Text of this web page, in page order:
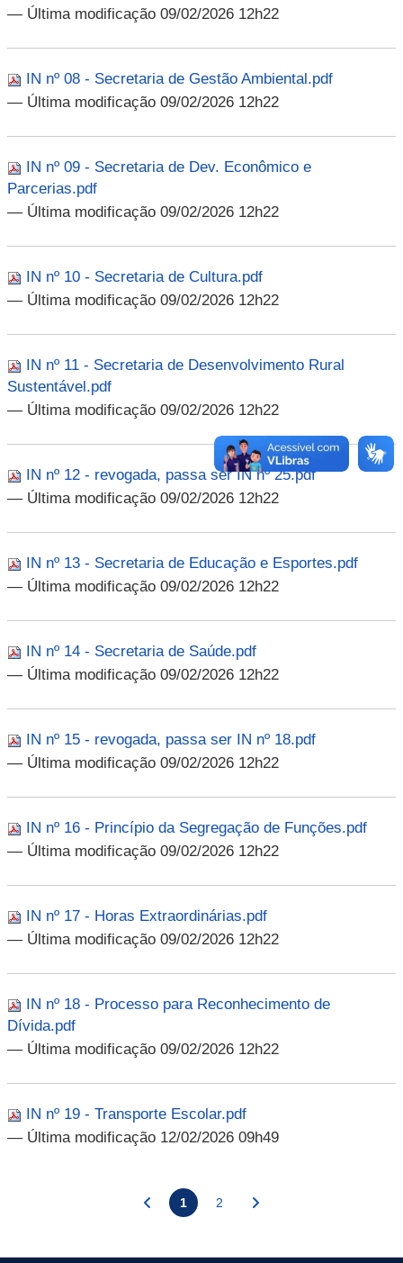
— Última modificação 09/02/2026 12h22
IN nº 08 - Secretaria de Gestão Ambiental.pdf
— Última modificação 09/02/2026 12h22
IN nº 09 - Secretaria de Dev. Econômico e
Parcerias.pdf
— Última modificação 09/02/2026 12h22
IN nº 10 - Secretaria de Cultura.pdf
— Última modificação 09/02/2026 12h22
IN nº 11 - Secretaria de Desenvolvimento Rural
Sustentável.pdf
— Última modificação 09/02/2026 12h22
IN nº 12 - revogada, passa ser IN nº 25.pdf
— Última modificação 09/02/2026 12h22
IN nº 13 - Secretaria de Educação e Esportes.pdf
— Última modificação 09/02/2026 12h22
IN nº 14 - Secretaria de Saúde.pdf
— Última modificação 09/02/2026 12h22
IN nº 15 - revogada, passa ser IN nº 18.pdf
— Última modificação 09/02/2026 12h22
IN nº 16 - Princípio da Segregação de Funções.pdf
— Última modificação 09/02/2026 12h22
IN nº 17 - Horas Extraordinárias.pdf
— Última modificação 09/02/2026 12h22
IN nº 18 - Processo para Reconhecimento de
Dívida.pdf
— Última modificação 09/02/2026 12h22
IN nº 19 - Transporte Escolar.pdf
— Última modificação 12/02/2026 09h49
1 2